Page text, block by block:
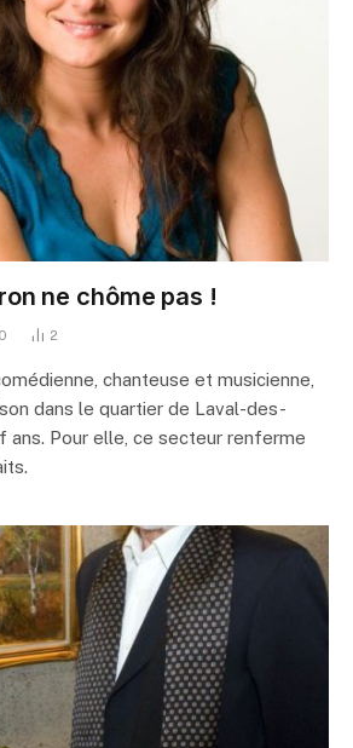
ne chôme pas !
2
chanteuse et musicienne,
dans le quartier de Laval-des-
ans. Pour elle, ce secteur renferme